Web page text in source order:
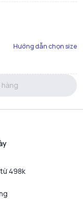
Hướng dẫn chọn size
498k